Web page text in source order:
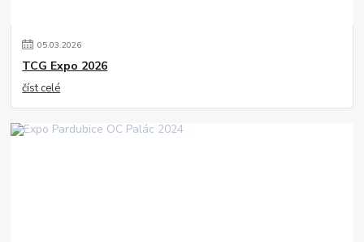
05.03.2026
TCG Expo 2026
číst celé